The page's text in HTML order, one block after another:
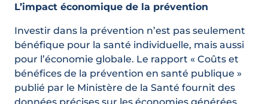
L’impact économique de la prévention
Investir dans la prévention n’est pas seulement
bénéfique pour la santé individuelle, mais aussi
pour l’économie globale. Le rapport « Coûts et
bénéfices de la prévention en santé publique »
publié par le Ministère de la Santé fournit des
données précises sur les économies générées